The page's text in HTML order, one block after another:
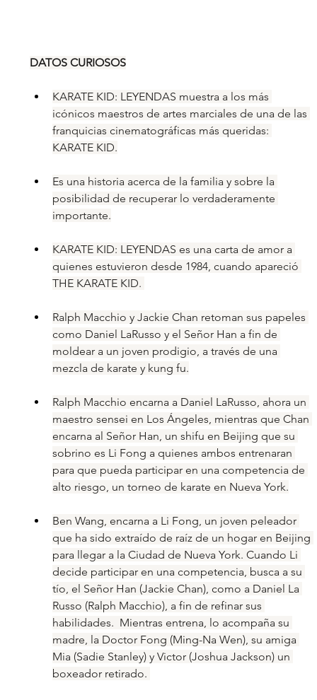
DATOS CURIOSOS
KARATE KID: LEYENDAS muestra a los más
icónicos maestros de artes marciales de una de las
franquicias cinematográficas más queridas:
KARATE KID.
Es una historia acerca de la familia y sobre la
posibilidad de recuperar lo verdaderamente
importante.
KARATE KID: LEYENDAS es una carta de amor a
quienes estuvieron desde 1984, cuando apareció
THE KARATE KID.
Ralph Macchio y Jackie Chan retoman sus papeles
como Daniel LaRusso y el Señor Han a fin de
moldear a un joven prodigio, a través de una
mezcla de karate y kung fu.
Ralph Macchio encarna a Daniel LaRusso, ahora un
maestro sensei en Los Ángeles, mientras que Chan
encarna al Señor Han, un shifu en Beijing que su
sobrino es Li Fong a quienes ambos entrenaran
para que pueda participar en una competencia de
alto riesgo, un torneo de karate en Nueva York.
Ben Wang, encarna a Li Fong, un joven peleador
que ha sido extraído de raíz de un hogar en Beijing
para llegar a la Ciudad de Nueva York. Cuando Li
decide participar en una competencia, busca a su
tío, el Señor Han (Jackie Chan), como a Daniel La
Russo (Ralph Macchio), a fin de refinar sus
habilidades.  Mientras entrena, lo acompaña su
madre, la Doctor Fong (Ming-Na Wen), su amiga
Mia (Sadie Stanley) y Victor (Joshua Jackson) un
boxeador retirado.